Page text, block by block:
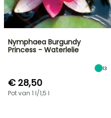
Nymphaea Burgundy
Princess - Waterlelie
13
€ 28,50
Pot van 1 l/1,5 l